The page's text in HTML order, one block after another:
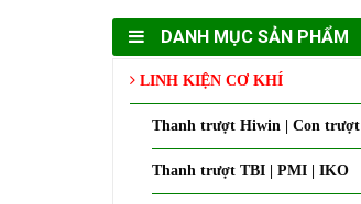
DANH MỤC SẢN PHẨM
LINH KIỆN CƠ KHÍ
Thanh trượt Hiwin | Con trượt
Thanh trượt TBI | PMI | IKO